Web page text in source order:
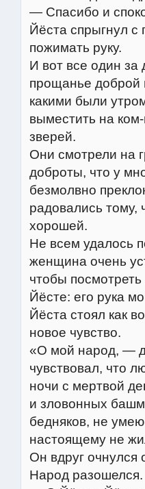
— Спасибо и
Йёста спрыгнул с
пожимать руку.
И вот все один
прощанье доброй
какими были
выместить на
зверей.
Они смотрели на
доброты, что у
безмолвно
радовались тому,
хорошей.
Не всем удалось
женщина очень
чтобы
Йёсте: его рука
Йёста стоял как
новое чувство.
«О мой народ, —
чувствовал, что
ночи с мертвой
и зловонных
бедняков, не
настоящему не
Он вдруг очнулся
Народ